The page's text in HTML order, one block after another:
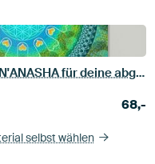
MAHA COHAN - AN'ANASHA für deine abgrenzende Energie
68,-
selbst wählen